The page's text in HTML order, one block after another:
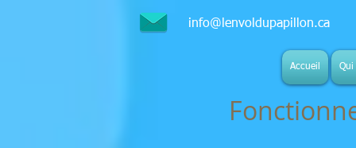
Accueil Qui
info@lenvoldupapillon.ca